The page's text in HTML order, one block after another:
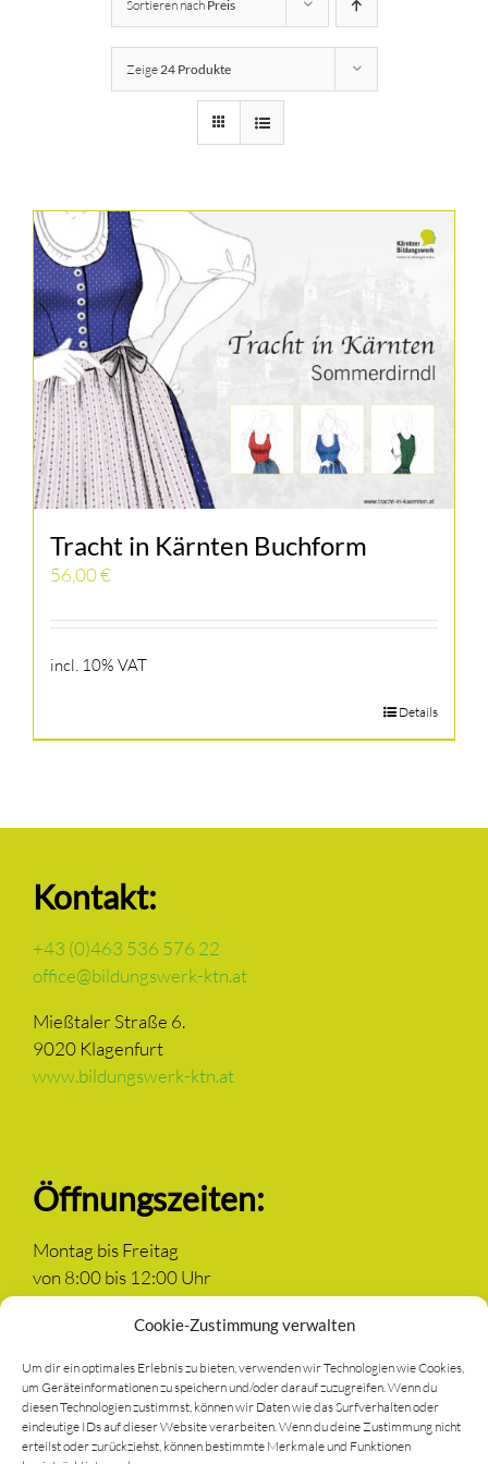
Cookie-Zustimmung verwalten
Um dir ein optimales Erlebnis zu bieten, verwenden wir Technologien wie Cookies,
um Geräteinformationen zu speichern und/oder darauf zuzugreifen. Wenn du
diesen Technologien zustimmst, können wir Daten wie das Surfverhalten oder
eindeutige IDs auf dieser Website verarbeiten. Wenn du deine Zustimmung nicht
erteilst oder zurückziehst, können bestimmte Merkmale und Funktionen
Kärntner Bildungswerk
Buch
Kontakt
Warenkorb
Sortieren nach Preis
Zeige 24 Produkte
Tracht in Kärnten Buchform
56,00€
incl. 10% VAT
Details
Kontakt:
+43 (0)463 536 576 22
office@bildungswerk-ktn.at
Mießtaler Straße 6.
9020 Klagenfurt
www.bildungswerk-ktn.at
Öffnungszeiten:
Montag bis Freitag
von 8:00 bis 12:00 Uhr
Newsletter anmelden